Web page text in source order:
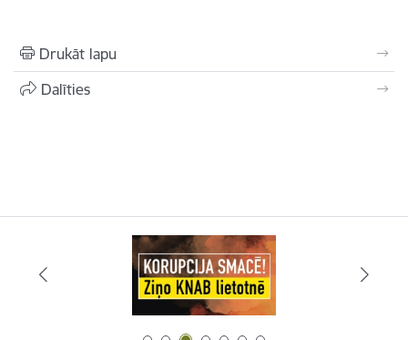
Drukāt lapu
Dalīties